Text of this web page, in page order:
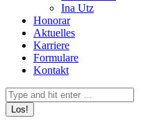
Ina Utz
Honorar
Aktuelles
Karriere
Formulare
Kontakt
Search: